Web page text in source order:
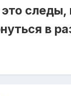
следы,
в